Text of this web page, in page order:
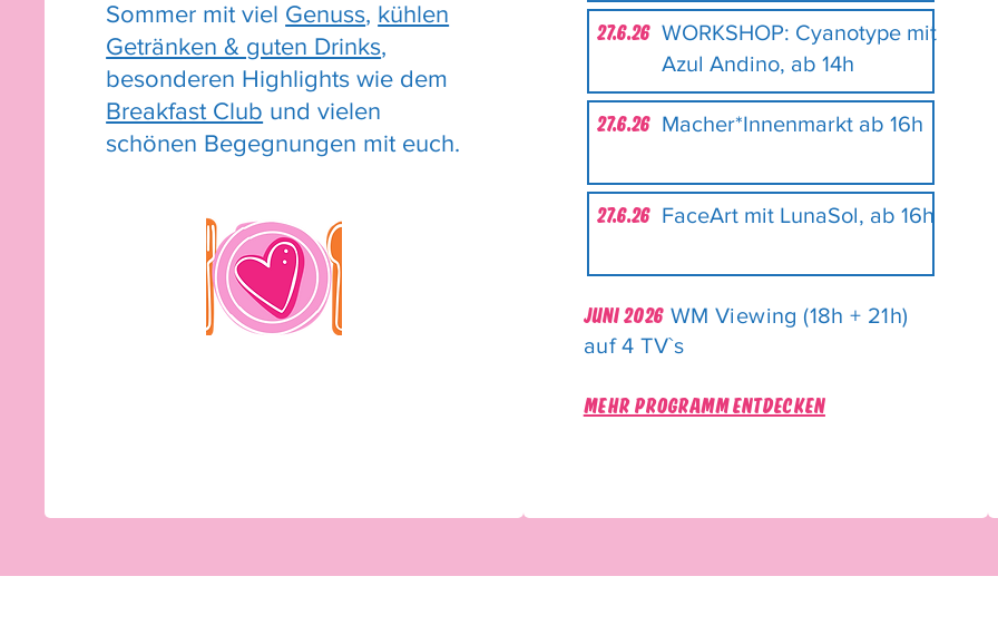
Sommer mit viel Genuss, kühlen
Getränken & guten Drinks,
besonderen Highlights wie dem
Breakfast Club und vielen
schönen Begegnungen mit euch.
27.6.26 WORKSHOP: Cyanotype mit
Azul Andino, ab 14h
27.6.26 Macher*Innenmarkt ab 16h
27.6.26 FaceArt mit LunaSol, ab 16h
JUNI 2026 WM Viewing (18h + 21h)
auf 4 TV`s
MEHR PROGRAMM ENTDECKEN